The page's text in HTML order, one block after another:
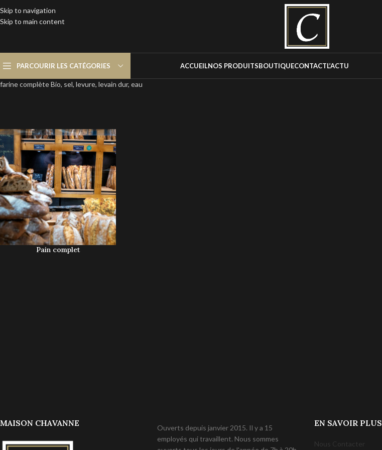
Skip to navigation
Skip to main content
PARCOURIR LES CATÉGORIES ACCUEILNOS PRODUITSBOUTIQUECONTACTL’ACTU
farine complète Bio, sel, levure, levain dur, eau
Pain complet
MAISON CHAVANNE
Ouverts depuis janvier 2015. Il y a 15
employés qui travaillent. Nous sommes
EN SAVOIR PLUS
Nous Contacter